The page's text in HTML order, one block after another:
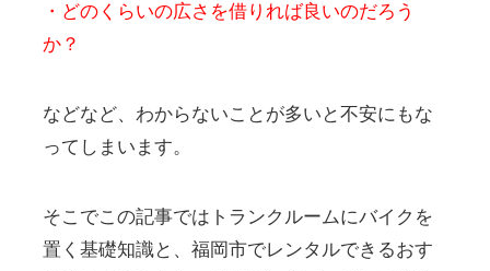
・どのくらいの広さを借りれば良いのだろう
か？
などなど、わからないことが多いと不安にもな
ってしまいます。
そこでこの記事ではトランクルームにバイクを
置く基礎知識と、福岡市でレンタルできるおす